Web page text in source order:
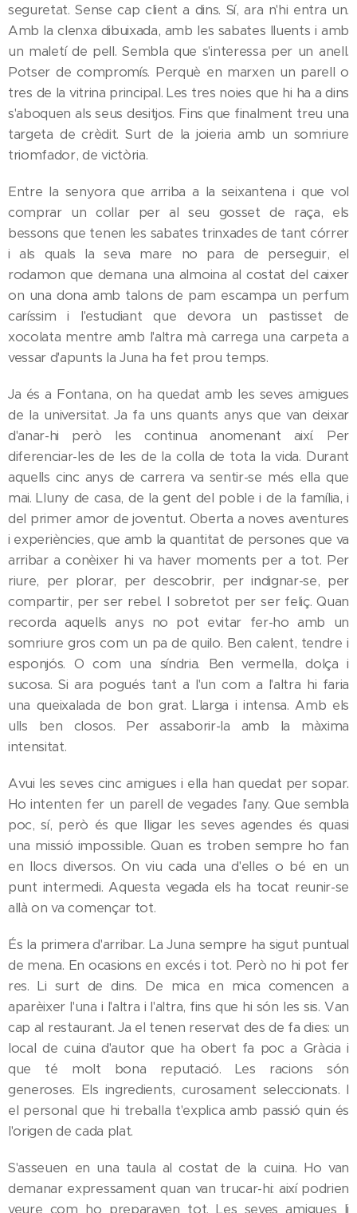
seguretat. Sense cap client a dins. Sí, ara n'hi entra un.
Amb la clenxa dibuixada, amb les sabates lluents i amb
un maletí de pell. Sembla que s'interessa per un anell.
Potser de compromís. Perquè en marxen un parell o
tres de la vitrina principal. Les tres noies que hi ha a dins
s'aboquen als seus desitjos. Fins que finalment treu una
targeta de crèdit. Surt de la joieria amb un somriure
triomfador, de victòria.
Entre la senyora que arriba a la seixantena i que vol
comprar un collar per al seu gosset de raça, els
bessons que tenen les sabates trinxades de tant córrer
i als quals la seva mare no para de perseguir, el
rodamon que demana una almoina al costat del caixer
on una dona amb talons de pam escampa un perfum
caríssim i l'estudiant que devora un pastisset de
xocolata mentre amb l'altra mà carrega una carpeta a
vessar d'apunts la Juna ha fet prou temps.
Ja és a Fontana, on ha quedat amb les seves amigues
de la universitat. Ja fa uns quants anys que van deixar
d'anar-hi però les continua anomenant així. Per
diferenciar-les de les de la colla de tota la vida. Durant
aquells cinc anys de carrera va sentir-se més ella que
mai. Lluny de casa, de la gent del poble i de la família, i
del primer amor de joventut. Oberta a noves aventures
i experiències, que amb la quantitat de persones que va
arribar a conèixer hi va haver moments per a tot. Per
riure, per plorar, per descobrir, per indignar-se, per
compartir, per ser rebel. I sobretot per ser feliç. Quan
recorda aquells anys no pot evitar fer-ho amb un
somriure gros com un pa de quilo. Ben calent, tendre i
esponjós. O com una síndria. Ben vermella, dolça i
sucosa. Si ara pogués tant a l'un com a l'altra hi faria
una queixalada de bon grat. Llarga i intensa. Amb els
ulls ben closos. Per assaborir-la amb la màxima
intensitat.
Avui les seves cinc amigues i ella han quedat per sopar.
Ho intenten fer un parell de vegades l'any. Que sembla
poc, sí, però és que lligar les seves agendes és quasi
una missió impossible. Quan es troben sempre ho fan
en llocs diversos. On viu cada una d'elles o bé en un
punt intermedi. Aquesta vegada els ha tocat reunir-se
allà on va començar tot.
És la primera d'arribar. La Juna sempre ha sigut puntual
de mena. En ocasions en excés i tot. Però no hi pot fer
res. Li surt de dins. De mica en mica comencen a
aparèixer l'una i l'altra i l'altra, fins que hi són les sis. Van
cap al restaurant. Ja el tenen reservat des de fa dies: un
local de cuina d'autor que ha obert fa poc a Gràcia i
que té molt bona reputació. Les racions són
generoses. Els ingredients, curosament seleccionats. I
el personal que hi treballa t'explica amb passió quin és
l'origen de cada plat.
S'asseuen en una taula al costat de la cuina. Ho van
demanar expressament quan van trucar-hi: així podrien
veure com ho preparaven tot. Les seves amigues li